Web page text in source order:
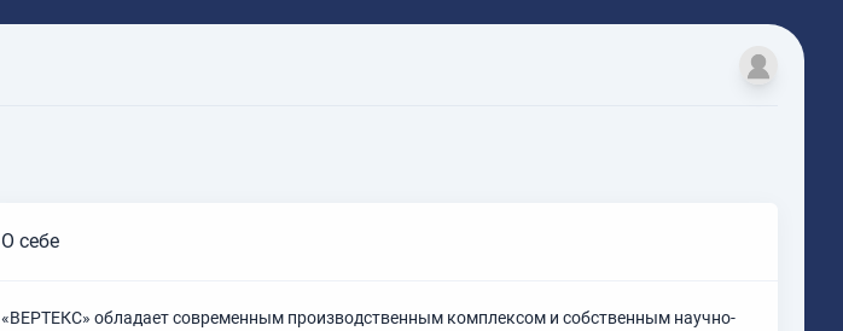
О себе
«ВЕРТЕКС» обладает современным производственным комплексом и собственным научно-